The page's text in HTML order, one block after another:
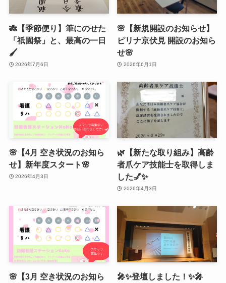
🎋【季節便り】筆にのせた
「祇園祭」と、最高の一日
🖌️
2026年7月6日
🌸【新規開設のお知らせ】
ピリナ京伏見 開設のお知ら
せ🌸
2026年6月1日
🌸【4月 空き状況のお知ら
せ】新年度スタート🌸
2026年4月3日
🌿【新たな取り組み】高齢
者爪ケア技能士を取得しま
した💅✨
2026年4月3日
🌸【3月 空き状況のお知ら
🎤✨登壇しました！✨🎤